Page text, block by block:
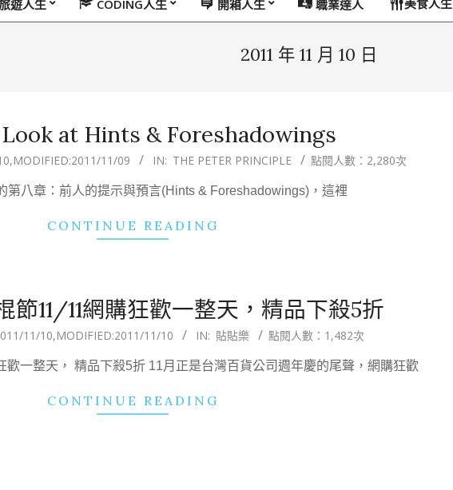
遊人生 CODING人生 開箱人生 職業達人 美食人生
2011 年 11 月 10 日
at Hints & Foreshadowings
,MODIFIED:2011/11/09 IN: THE PETER PRINCIPLE 點閱人數：2,280次
第八章：前人的提示與預言(Hints & Foreshadowings)，這裡
CONTINUE READING
節11/11網購狂歡一整天，精品下殺5折
11/10,MODIFIED:2011/11/10 IN: 貼貼樂 點閱人數：1,482次
歡一整天， 精品下殺5折 11月正是台灣百貨公司週年慶的尾聲，網購狂歡
CONTINUE READING